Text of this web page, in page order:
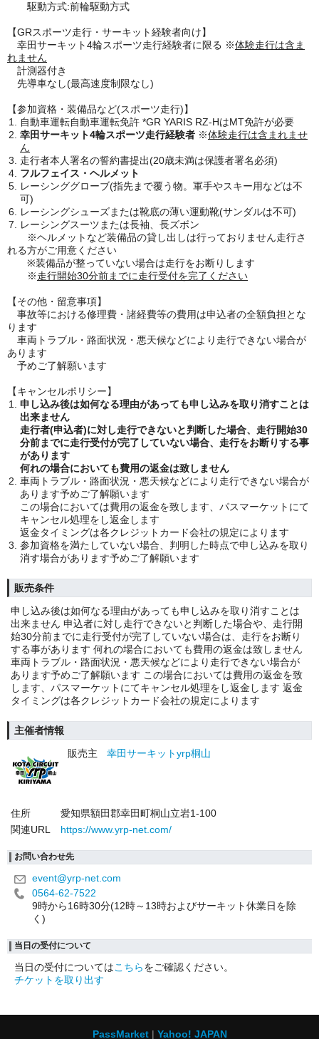
駆動方式:前輪駆動方式
【GRスポーツ走行・サーキット経験者向け】
幸田サーキット4輪スポーツ走行経験者に限る ※体験走行は含ま
れません
計測器付き
先導車なし(最高速度制限なし)
【参加資格・装備品など(スポーツ走行)】
自動車運転自動車運転免許 *GR YARIS RZ-HはMT免許が必要
幸田サーキット4輪スポーツ走行経験者 ※体験走行は含まれませ
ん
走行者本人署名の誓約書提出(20歳未満は保護者署名必須)
フルフェイス・ヘルメット
レーシンググローブ(指先まで覆う物。軍手やスキー用などは不
可)
レーシングシューズまたは靴底の薄い運動靴(サンダルは不可)
レーシングスーツまたは長袖、長ズボン
※ヘルメットなど装備品の貸し出しは行っておりません走行さ
れる方がご用意ください
※装備品が整っていない場合は走行をお断りします
※走行開始30分前までに走行受付を完了ください
【その他・留意事項】
事故等における修理費・諸経費等の費用は申込者の全額負担とな
ります
車両トラブル・路面状況・悪天候などにより走行できない場合が
あります
予めご了解願います
【キャンセルポリシー】
申し込み後は如何なる理由があっても申し込みを取り消すことは
出来ません
走行者(申込者)に対し走行できないと判断した場合、走行開始30
分前までに走行受付が完了していない場合、走行をお断りする事
があります
何れの場合においても費用の返金は致しません
車両トラブル・路面状況・悪天候などにより走行できない場合が
あります予めご了解願います
この場合においては費用の返金を致します、パスマーケットにて
キャンセル処理をし返金します
返金タイミングは各クレジットカード会社の規定によります
参加資格を満たしていない場合、判明した時点で申し込みを取り
消す場合があります予めご了解願います
販売条件
申し込み後は如何なる理由があっても申し込みを取り消すことは
出来ません 申込者に対し走行できないと判断した場合や、走行開
始30分前までに走行受付が完了していない場合は、走行をお断り
する事があります 何れの場合においても費用の返金は致しません
車両トラブル・路面状況・悪天候などにより走行できない場合が
あります予めご了解願います この場合においては費用の返金を致
します、パスマーケットにてキャンセル処理をし返金します 返金
タイミングは各クレジットカード会社の規定によります
主催者情報
販売主
幸田サーキットyrp桐山
住所
愛知県額田郡幸田町桐山立岩1-100
関連URL
https://www.yrp-net.com/
お問い合わせ先
event@yrp-net.com
0564-62-7522
9時から16時30分(12時～13時およびサーキット休業日を除
く)
当日の受付について
当日の受付についてはこちらをご確認ください。
チケットを取り出す
PassMarket Yahoo! JAPAN